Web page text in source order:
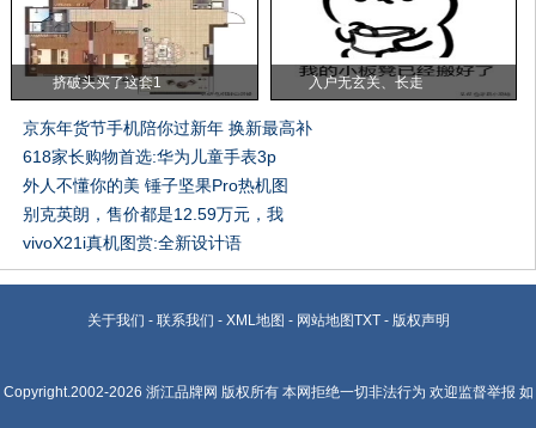
挤破头买了这套1 入户无玄关、长走
京东年货节手机陪你过新年 换新最高补
618家长购物首选:华为儿童手表3p
外人不懂你的美 锤子坚果Pro热机图
别克英朗，售价都是12.59万元，我
vivoX21i真机图赏:全新设计语
关于我们 - 联系我们 - XML地图 - 网站地图TXT- 版权声明
Copyright.2002-2026 浙江品牌网 版权所有 本网拒绝一切非法行为 欢迎监督举报 如